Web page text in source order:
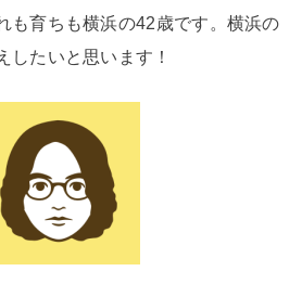
も育ちも横浜の42歳です。横浜の
したいと思います！